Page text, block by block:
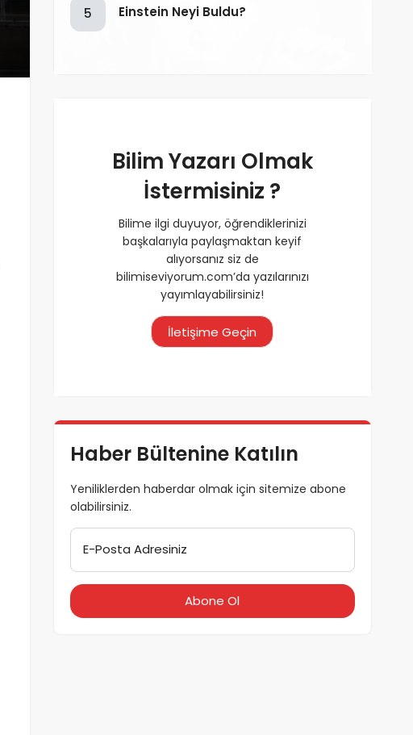
5 Einstein Neyi Buldu?
Bilim Yazarı Olmak
İstermisiniz ?
Bilime ilgi duyuyor, öğrendiklerinizi
başkalarıyla paylaşmaktan keyif
alıyorsanız siz de
bilimiseviyorum.com’da yazılarınızı
yayımlayabilirsiniz!
İletişime Geçin
Haber Bültenine Katılın
Yeniliklerden haberdar olmak için sitemize abone
olabilirsiniz.
E-Posta Adresiniz